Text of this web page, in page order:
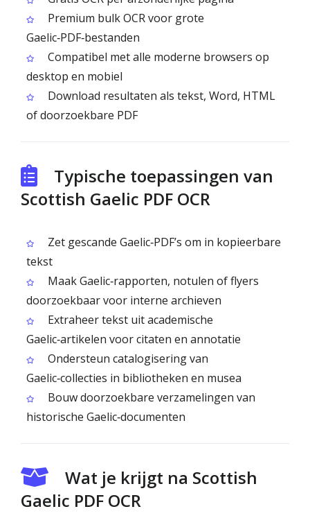
Premium bulk OCR voor grote
Gaelic‑PDF‑bestanden
Compatibel met alle moderne browsers op
desktop en mobiel
Download resultaten als tekst, Word, HTML
of doorzoekbare PDF
Typische toepassingen van
Scottish Gaelic PDF OCR
Zet gescande Gaelic‑PDF’s om in kopieerbare
tekst
Maak Gaelic‑rapporten, notulen of flyers
doorzoekbaar voor interne archieven
Extraheer tekst uit academische
Gaelic‑artikelen voor citaten en annotatie
Ondersteun catalogisering van
Gaelic‑collecties in bibliotheken en musea
Bouw doorzoekbare verzamelingen van
historische Gaelic‑documenten
Wat je krijgt na Scottish
Gaelic PDF OCR